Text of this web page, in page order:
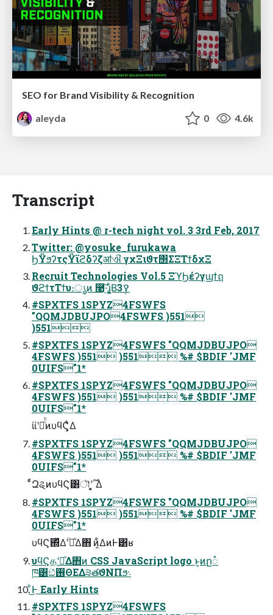
SEO for Brand Visibility & Recognition
aleyda
0 4.6k
Transcript
Early Hints @ r-tech night vol. 3 3rd Feb, 2017
Twitter: @yosuke_furukawa
ϦΫϧʔτςΫϊϩδʔζॴଐ γχΞιϑτ΢ΣΞΤϯδχΞ
Recruit Technologies Vol.5 ΞϓϦέʔγϣϯฤ
ϑϩϯτΤϯυ։ൃͷ ࿩͠·͢ɻ͓ͦΒ͘3݄ࠒ
#SPXTFS 1SPYZ4FSWFS
"QQMJDBUJPO4FSWFS )551
)551
#SPXTFS 1SPYZ4FSWFS "QQMJDBUJPO
4FSWFS )551 )551 %# $BDIF 'JMF
0UIFS"1*
#SPXTFS 1SPYZ4FSWFS "QQMJDBUJPO
4FSWFS )551 )551 %# $BDIF 'JMF
0UIFS"1*
ίίʹԶͨͪͷυϥϚ͕͋Δ
#SPXTFS 1SPYZ4FSWFS "QQMJDBUJPO
4FSWFS )551 )551 %# $BDIF 'JMF
0UIFS"1*
ͨͩԶୡͷυϥϚ͸ৗʹ࣌ؒ ͕͔͔Δ
#SPXTFS 1SPYZ4FSWFS "QQMJDBUJPO
4FSWFS )551 )551 %# $BDIF 'JMF
0UIFS"1*
υϥϚ΍ͬͯΔؒʹฦͤΔ΋ ͷ͕͋ΔͷͰ͸ʁ
υϥϚதʹฦͤΔ΋ͷ CSS JavaScript logo ͱ͔ͷը૾
ཁ͸ඞͣ࢖ΘΕΔ੩తϑΝΠϧ܈
ͦ͜Ͱ Early Hints
#SPXTFS 1SPYZ4FSWFS